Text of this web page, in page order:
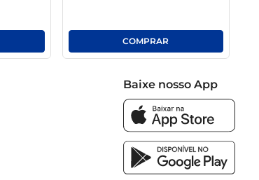
Baixe nosso App